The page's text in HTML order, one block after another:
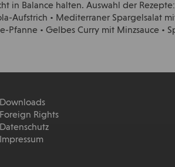
in Balance halten. Auswahl der
Aufstrich • Mediterraner Spargelsalat
Pfanne • Gelbes Curry mit Minzsauce •
Downloads
Foreign Rights
Datenschutz
Impressum